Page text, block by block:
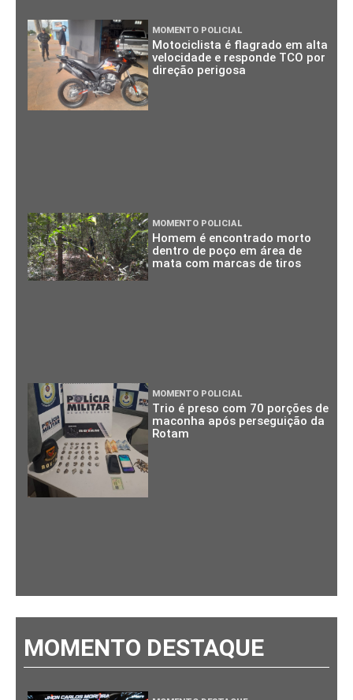
MOMENTO POLICIAL
Motociclista é flagrado em alta
velocidade e responde TCO por
direção perigosa
MOMENTO POLICIAL
Homem é encontrado morto
dentro de poço em área de
mata com marcas de tiros
MOMENTO POLICIAL
Trio é preso com 70 porções de
maconha após perseguição da
Rotam
MOMENTO DESTAQUE